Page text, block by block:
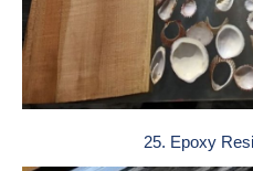
25. Epoxy